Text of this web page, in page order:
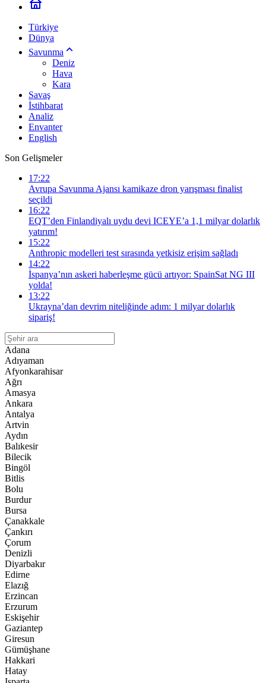
Türkiye
Dünya
Savunma
Deniz
Hava
Kara
Savaş
İstihbarat
Analiz
Envanter
English
Son Gelişmeler
17:22
Avrupa Savunma Ajansı kamikaze dron yarışması finalist
seçildi
16:22
EQT’den Finlandiyalı uydu devi ICEYE’a 1,1 milyar dolarlık
yatırım!
15:22
Anthropic modelleri test sırasında yetkisiz erişim sağladı
14:22
İspanya’nın askeri haberleşme gücü artıyor: SpainSat NG III
yolda!
13:22
Ukrayna’dan devrim niteliğinde adım: 1 milyar dolarlık
sipariş!
Adana
Adıyaman
Afyonkarahisar
Ağrı
Amasya
Ankara
Antalya
Artvin
Aydın
Balıkesir
Bilecik
Bingöl
Bitlis
Bolu
Burdur
Bursa
Çanakkale
Çankırı
Çorum
Denizli
Diyarbakır
Edirne
Elazığ
Erzincan
Erzurum
Eskişehir
Gaziantep
Giresun
Gümüşhane
Hakkari
Hatay